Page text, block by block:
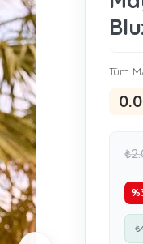
Tüm
0.0
%